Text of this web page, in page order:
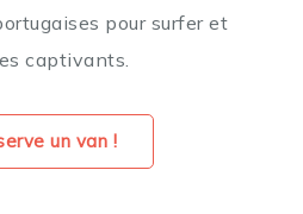
pour surferet
captivants.
un van !